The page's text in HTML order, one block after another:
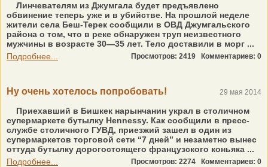
Линчевателям из Джумгала будет предъявлено
обвинение теперь уже и в убийстве. На прошлой неделе
жители села Беш-Терек сообщили в ОВД Джумгальского
района о том, что в реке обнаружен труп неизвестного
мужчины в возрасте 30—35 лет. Тело доставили в морг ...
Подробнее...
Просмотров: 2419 Комментариев: 0
Ну очень хотелось попробовать! 29 мая 2014
Приехавший в Бишкек нарынчанин украл в столичном
супермаркете бутылку Hennessy. Как сообщили в пресс-
службе столичного ГУВД, приезжий зашел в один из
супермаркетов торговой сети “7 дней” и незаметно вынес
оттуда бутылку дорогостоящего французского коньяка ...
Подробнее...
Просмотров: 2274 Комментариев: 0